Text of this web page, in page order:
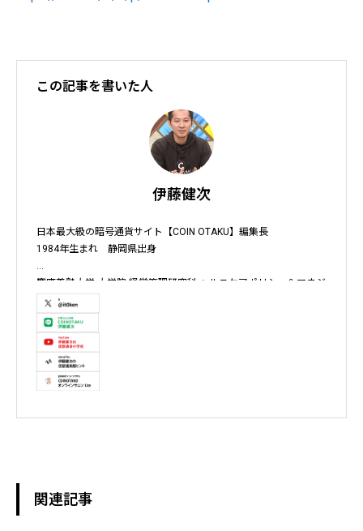
この記事を書いた人
伊藤健次
日本最大級の暗号通貨サイト【COIN OTAKU】編集長
1984年生まれ　静岡県出身
慶應義塾大学 大学院 経営管理研究科 ヘルスケアポリシー＆マネジ
メント集中コース終了
株式会社ソクラテス 代表取締役 / 国内企業暗号資産事業顧問 / 暗
号資産取引所アドバイザー / 暗号資産投資アナリスト / Fintechコ
ンサルタント / 暗号資産非公式アーティスト /YouTuber
テレビ東京WBS出演　テレビ東京モーニングサテライト出演
他各メディア取材、出演
関連記事